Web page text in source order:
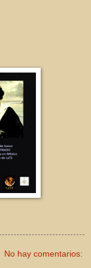
No hay comentarios: